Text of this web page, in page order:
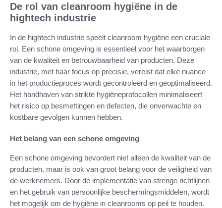
De rol van cleanroom hygiëne in de
hightech industrie
In de hightech industrie speelt cleanroom hygiëne een cruciale
rol. Een schone omgeving is essentieel voor het waarborgen
van de kwaliteit en betrouwbaarheid van producten. Deze
industrie, met haar focus op precisie, vereist dat elke nuance
in het productieproces wordt gecontroleerd en geoptimaliseerd.
Het handhaven van strikte hygiëneprotocollen minimaliseert
het risico op besmettingen en defecten, die onverwachte en
kostbare gevolgen kunnen hebben.
Het belang van een schone omgeving
Een schone omgeving bevordert niet alleen de kwaliteit van de
producten, maar is ook van groot belang voor de veiligheid van
de werknemers. Door de implementatie van strenge richtlijnen
en het gebruik van persoonlijke beschermingsmiddelen, wordt
het mogelijk om de hygiëne in cleanrooms op peil te houden.